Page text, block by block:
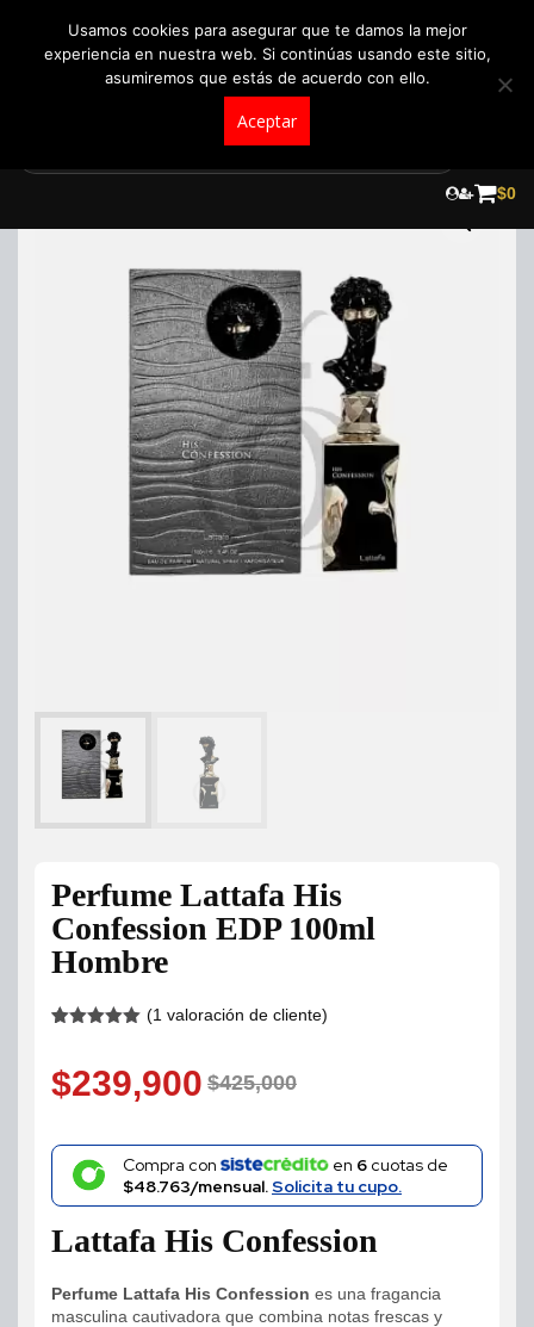
$0
Perfume Lattafa His
Confession EDP 100ml
Hombre
5 basado
en
(1 valoración de cliente)
$425,000
Original
price
was:
$425,000.
$239,900
Current
price
is:
$239,900.
Compra con en 6cuotas de
$48.763/mensual.Solicita tu cupo.
Lattafa His Confession
Perfume Lattafa His Confession es una fragancia
masculina cautivadora que combina notas frescas y
Usamos cookies para asegurar que te damos la mejor
experiencia en nuestra web. Si continúas usando este sitio,
asumiremos que estás de acuerdo con ello.
Aceptar